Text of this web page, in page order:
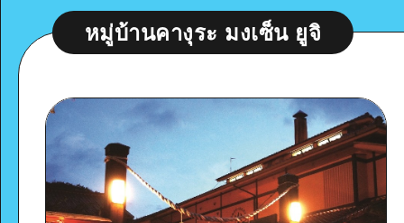
ดูรายละเอียด
หมู่บ้านคางุระ มงเซ็น ยูจิ